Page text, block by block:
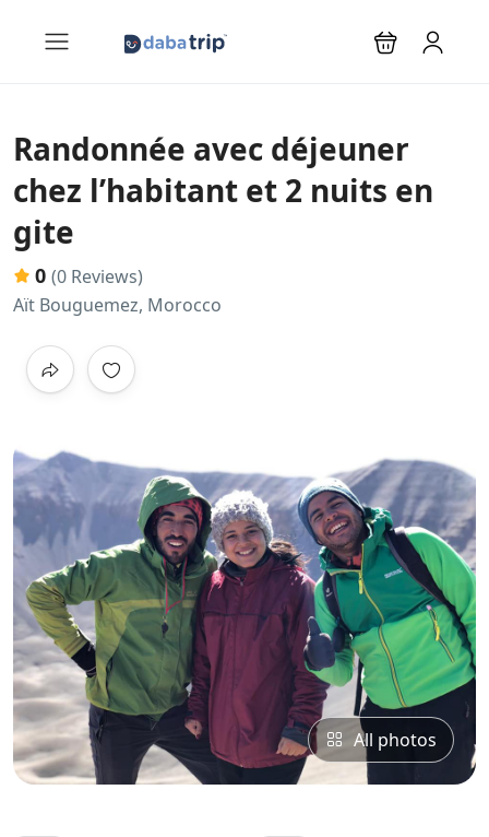
Randonnée avec déjeuner
chez l’habitant et 2 nuits en
gite
0 (0 Reviews)
Aït Bouguemez, Morocco
All photos